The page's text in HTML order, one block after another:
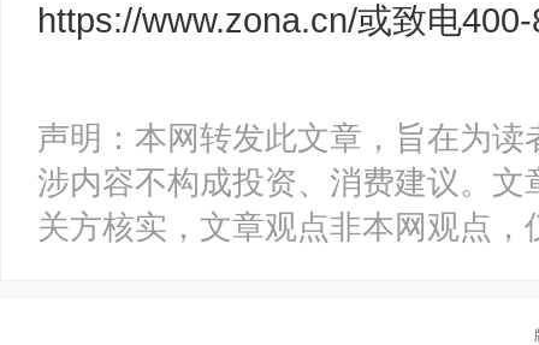
https://www.zona.cn/或致电
声明：本网转发此文章，旨在为
涉内容不构成投资、消费建议。
关方核实，文章观点非本网观点，